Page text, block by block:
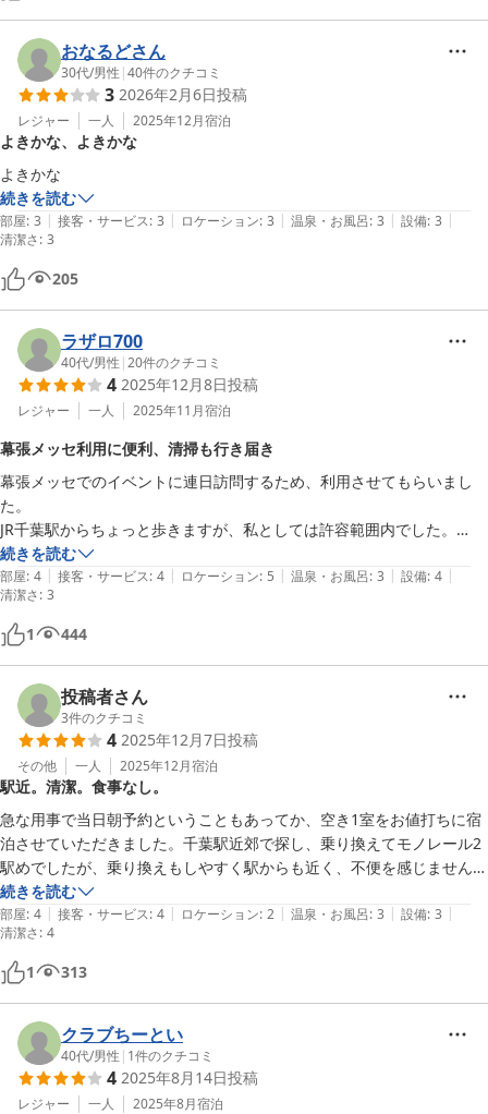
おなるどさん
30代/男性 |40件のクチコミ
3 2026年2月6日投稿
レジャー 一人 2025年12月宿泊
よきかな、よきかな
よきかな
続きを読む
部屋: 3 | 接客・サービス: 3 | ロケーション: 3 | 温泉・お風呂: 3 | 設備: 3 |
清潔さ: 3
205
ラザロ700
40代/男性 |20件のクチコミ
4 2025年12月8日投稿
レジャー 一人 2025年11月宿泊
幕張メッセ利用に便利、清掃も行き届き
幕張メッセでのイベントに連日訪問するため、利用させてもらいまし
た。
JR千葉駅からちょっと歩きますが、私としては許容範囲内でした。
（モノレールの葭川公園駅や京成の千葉中央駅が近いです）
建物や設備は古いですが、清掃は行き届いておりました。
室内の照明は十分ではなく（部屋の中央に点灯しない照明があり、故障
じゃないかと尋ねたら、非常用とのこと）
書類仕事をするには十分ではないかもしれませんが、寝泊りする分には
問題ありませんでした。
部屋の中にちょっとしたキッチン（写真参照）もあり、私の場合、マイ
ボトルを洗うのに重宝しました。
次回のイベント時にも利用させてもらおうかと思います。
続きを読む
部屋: 4 | 接客・サービス: 4 | ロケーション: 5 | 温泉・お風呂: 3 | 設備: 4 |
清潔さ: 3
1 444
投稿者さん
3件のクチコミ
4 2025年12月7日投稿
その他 一人 2025年12月宿泊
駅近。清潔。食事なし。
急な用事で当日朝予約ということもあってか、空き1室をお値打ちに宿
泊させていただきました。千葉駅近郊で探し、乗り換えてモノレール2
駅めでしたが、乗り換えもしやすく駅からも近く、不便を感じませんで
した。お食事は出ませんがコンビニまで徒歩3分なので、こちらも便利
でした。建物は決して新しくはありませんが、清掃が行き届いていて気
持ちよく過ごさせていただきました。たまたまでしょうが、ツインのお
部屋を一人で利用させていただき、のびのび快適に過ごさせていただき
ました。フロントの方も丁寧な対応で、機会があればまた利用させてい
ただきたいです。
続きを読む
部屋: 4 | 接客・サービス: 4 | ロケーション: 2 | 温泉・お風呂: 3 | 設備: 3 |
清潔さ: 4
1 313
クラブちーとい
40代/男性 | 1件のクチコミ
4 2025年8月14日投稿
レジャー 一人 2025年8月宿泊